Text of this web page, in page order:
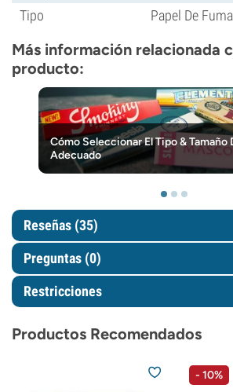
Tipo
Papel De
Más información relacionada
producto:
Cómo Seleccionar El Tipo & Tamaño
Adecuado
Reseñas (35)
Preguntas (0)
Restricciones
Productos Recomendados
- 10%